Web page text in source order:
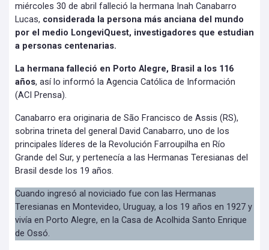
miércoles 30 de abril falleció la hermana Inah Canabarro
Lucas, considerada la persona más anciana del mundo
por el medio LongeviQuest, investigadores que estudian
a personas centenarias.
La hermana falleció en Porto Alegre, Brasil a los 116
años, así lo informó la Agencia Católica de Información
(ACI Prensa).
Canabarro era originaria de São Francisco de Assis (RS),
sobrina trineta del general David Canabarro, uno de los
principales líderes de la Revolución Farroupilha en Río
Grande del Sur, y pertenecía a las Hermanas Teresianas del
Brasil desde los 19 años.
Cuando ingresó al noviciado fue con las Hermanas
Teresianas en Montevideo, Uruguay, a los 19 años en 1927 y
vivía en Porto Alegre, en la Casa de Acolhida Santo Enrique
de Ossó.